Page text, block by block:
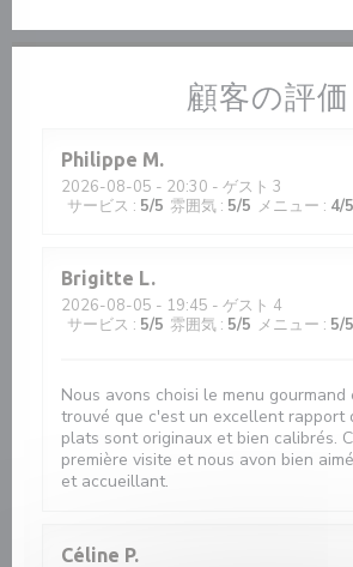
顧客の評価
Philippe M
2026-08-05 - 20:30 - ゲスト 3
サービス : 5/5 雰囲気 : 5/5 メニュー : 4/5
Brigitte L
2026-08-05 - 19:45 - ゲスト 4
サービス : 5/5 雰囲気 : 5/5 メニュー : 5/5
Nous avons choisi le menu gourmand
trouvé que c'est un excellent rapport
plats sont originaux et bien calibrés.
première visite et nous avon bien
et accueillant.
Céline P